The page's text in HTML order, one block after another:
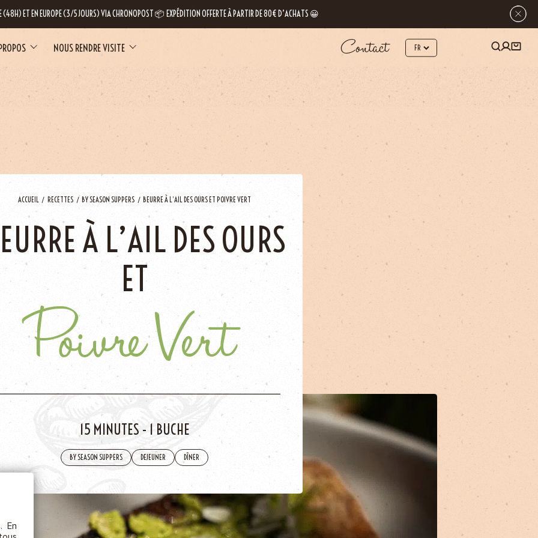
(48H) ET EN EUROPE (3/5 JOURS) VIA CHRONOPOST 📦 EXPÉDITION OFFERTE À PARTIR DE 80€ D’ACHATS 😀
NOUS RENDRE VISITE Contact
ACCUEIL RECETTES BY SEASON SUPPERS BEURRE À L’AIL DES OURS ET POIVRE VERT
À L’AIL DES OURS
ET
Poivre Vert
15 MINUTES - 1 BUCHE
BY SEASON SUPPERS DEJEUNER DÎNER
En
au